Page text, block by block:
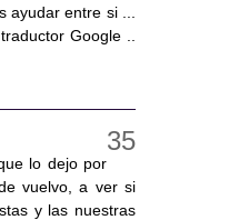
ayudar entre si ...
Google ..
lo dejo por
vuelvo, a ver si
y las nuestras